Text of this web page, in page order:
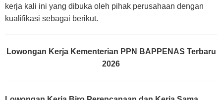
kerja kali ini yang dibuka oleh pihak perusahaan dengan
kualifikasi sebagai berikut.
Lowongan Kerja Kementerian PPN BAPPENAS Terbaru
2026